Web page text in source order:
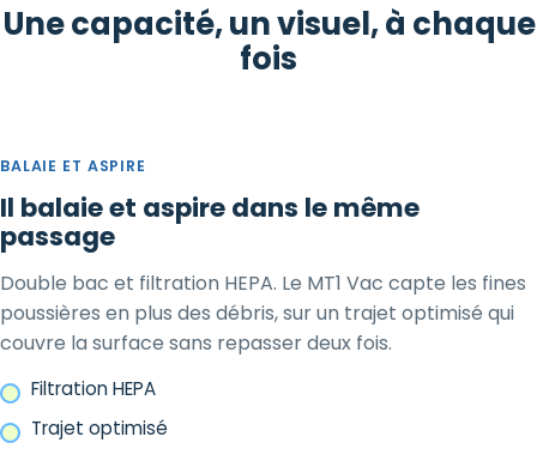
Une capacité, un visuel, à chaque
fois
BALAIE ET ASPIRE
Il balaie et aspire dans le même
passage
Double bac et filtration HEPA. Le MT1 Vac capte les fines
poussières en plus des débris, sur un trajet optimisé qui
couvre la surface sans repasser deux fois.
Filtration HEPA
Trajet optimisé